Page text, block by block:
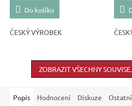
Do košíku
ČESKÝ VÝROBEK
ZOBRAZIT VŠECHNY
Popis Hodnocení Diskuze